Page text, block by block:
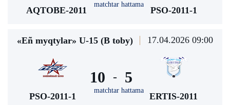
AQTOBE-2011
matchtar hattama
PSO-2011-1
«Eñ myqtylar» U-15 (В toby) 17.04.2026 09:00
PSO-2011-1
10 -
matchtar hattama
5
ERTIS-2011